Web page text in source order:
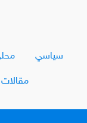
سياسي
مقالات